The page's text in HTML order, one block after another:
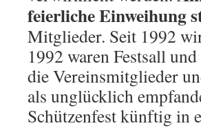
feierliche Einweihung
Mitglieder. Seit 1992
1992 waren Festsall
die Vereinsmitglieder
als unglücklich
Schützenfest künftig in